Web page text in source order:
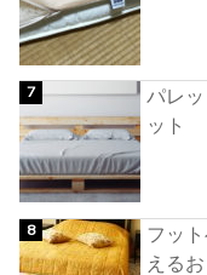
パレ
ット
フッ
える